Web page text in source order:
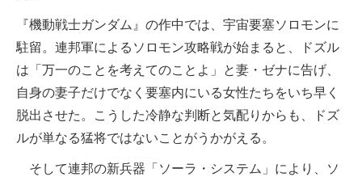
『機動戦士ガンダム』の作中では、宇宙要塞ソロモンに
駐留。連邦軍によるソロモン攻略戦が始まると、ドズル
は「万一のことを考えてのことよ」と妻・ゼナに告げ、
自身の妻子だけでなく要塞内にいる女性たちをいち早く
脱出させた。こうした冷静な判断と気配りからも、ドズ
ルが単なる猛将ではないことがうかがえる。
そして連邦の新兵器「ソーラ・システム」により、ソ